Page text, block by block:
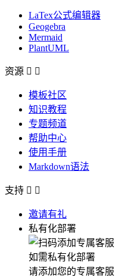
LaTex公式编辑器
Geogebra
Mermaid
PlantUML
资源  
模板社区
知识教程
专题频道
帮助中心
使用手册
Markdown语法
支持  
邀请有礼
私有化部署
如需私有化部署
请添加您的专属客服